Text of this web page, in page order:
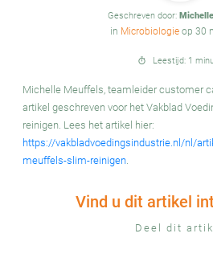
Geschreven door:
in Microbiologie op 30
timer Leestijd: 1
Michelle Meuffels, teamleider customer
artikel geschreven voor het Vakblad
reinigen. Lees het artikel hier:
https://vakbladvoedingsindustrie.nl/nl/
meuffels-slim-reinigen.
Vind u dit artikel
Deel dit